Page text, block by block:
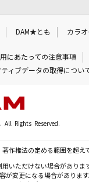
DAM★とも カラオ
にあたっての注意事項
ィブデータの取得につい
All Rights Reserved.
作権法の定める範囲を超え
いただけない場合がありま
が変更になる場合があります